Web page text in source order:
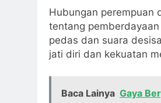
Hubungan perempuan
tentang
pedas dan suara
jati diri dan kekuatan
Baca Lainya Gaya